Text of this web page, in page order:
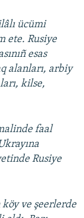
ücümi
ete. Rusiye
esas
alanları, arbiy
kilse,
faal
Rusiye
köy ve şeerlerde